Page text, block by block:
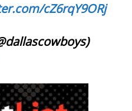
cZ6rqY9ORj